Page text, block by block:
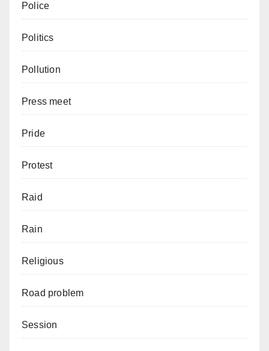
Police
Politics
Pollution
Press meet
Pride
Protest
Raid
Rain
Religious
Road problem
Session